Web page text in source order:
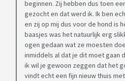
beginnen. Zij hebben dus toen
gezocht en dat werd ik. Ik ben
en zij op mij dus voor de hond is
baasjes was het natuurlijk erg
ogen gedaan wat ze moesten
inmiddels al dat je dit moet gaan
ik wil je gewoon zeggen dat het
vindt echt een fijn nieuw thuis